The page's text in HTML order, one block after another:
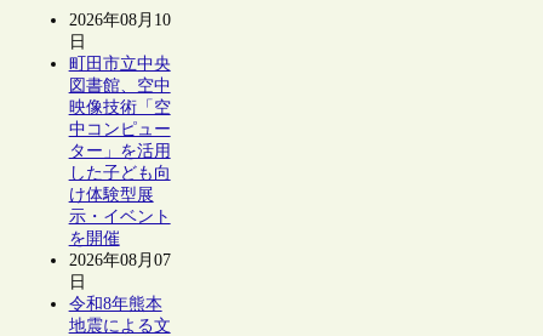
2026年08月10
日
町田市立中央
図書館、空中
映像技術「空
中コンピュー
ター」を活用
した子ども向
け体験型展
示・イベント
を開催
2026年08月07
日
令和8年熊本
地震による文